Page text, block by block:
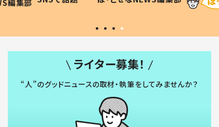
編集部 #令和の子
い」
ライター募集！
“人”のグッドニュースの取材・執筆をしてみませんか？